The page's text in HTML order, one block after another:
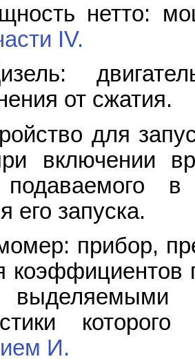
нетто:
IV.
от сжатия.
для
включении
его запуска.
прибор,
коэффициентов
И.